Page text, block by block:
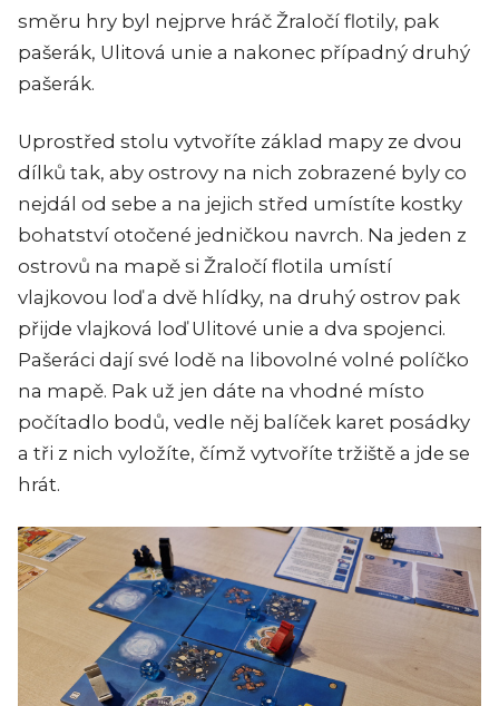
směru hry byl nejprve hráč Žraločí flotily, pak
pašerák, Ulitová unie a nakonec případný druhý
pašerák.
Uprostřed stolu vytvoříte základ mapy ze dvou
dílků tak, aby ostrovy na nich zobrazené byly co
nejdál od sebe a na jejich střed umístíte kostky
bohatství otočené jedničkou navrch. Na jeden z
ostrovů na mapě si Žraločí flotila umístí
vlajkovou loď a dvě hlídky, na druhý ostrov pak
přijde vlajková loď Ulitové unie a dva spojenci.
Pašeráci dají své lodě na libovolné volné políčko
na mapě. Pak už jen dáte na vhodné místo
počítadlo bodů, vedle něj balíček karet posádky
a tři z nich vyložíte, čímž vytvoříte tržiště a jde se
hrát.